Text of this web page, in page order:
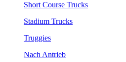
Short Course Trucks
Stadium Trucks
Truggies
Nach Antrieb